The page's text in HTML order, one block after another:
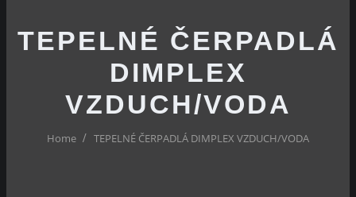
TEPELNÉ ČERPADLÁ
DIMPLEX
VZDUCH/VODA
Home TEPELNÉ ČERPADLÁ DIMPLEX VZDUCH/VODA